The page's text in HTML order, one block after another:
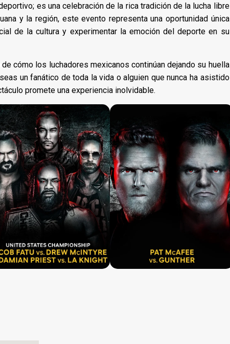
es una celebración de la rica tradición de la lucha libre
y la región, este evento representa una oportunidad única
de la cultura y experimentar la emoción del deporte en su
cómo los luchadores mexicanos continúan dejando su huella
un fanático de toda la vida o alguien que nunca ha asistido
promete una experiencia inolvidable.